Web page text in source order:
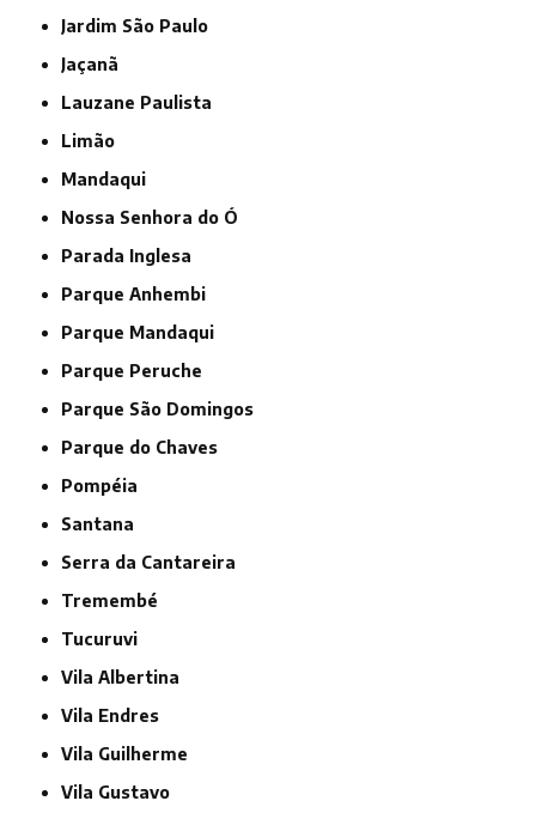
Jardim São Paulo
Jaçanã
Lauzane Paulista
Limão
Mandaqui
Nossa Senhora do Ó
Parada Inglesa
Parque Anhembi
Parque Mandaqui
Parque Peruche
Parque São Domingos
Parque do Chaves
Pompéia
Santana
Serra da Cantareira
Tremembé
Tucuruvi
Vila Albertina
Vila Endres
Vila Guilherme
Vila Gustavo